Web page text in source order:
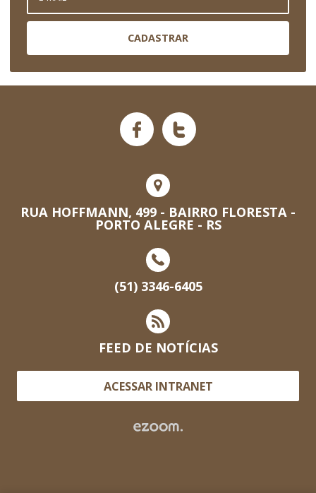
CADASTRAR
RUA HOFFMANN, 499 - BAIRRO FLORESTA -
PORTO ALEGRE - RS
(51) 3346-6405
FEED DE NOTÍCIAS
ACESSAR INTRANET